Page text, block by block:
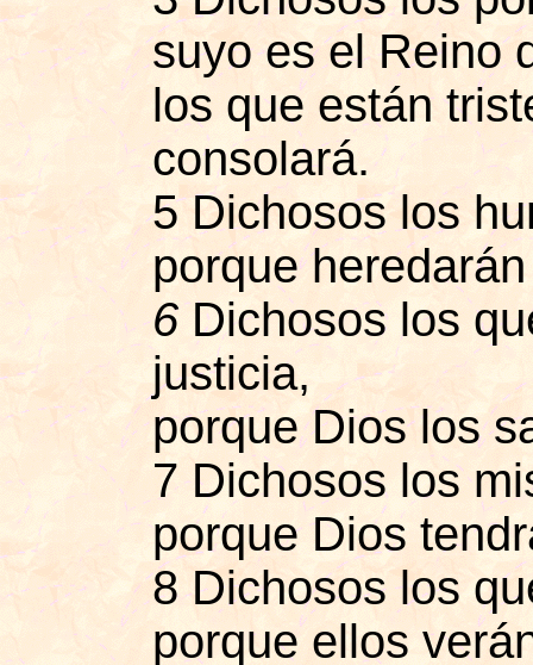
suyo es el Reino
los que están
consolará.
5 Dichosos los
porque
6Dichosos los
justicia,
porque Dios los
7 Dichosos los
porque Dios
8 Dichosos los
porque ellos